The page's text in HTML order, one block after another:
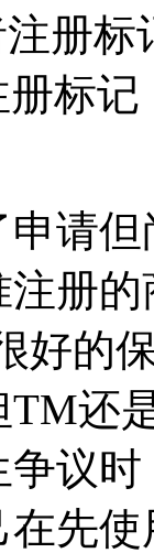
册
标
请
册
好的
还
议
先